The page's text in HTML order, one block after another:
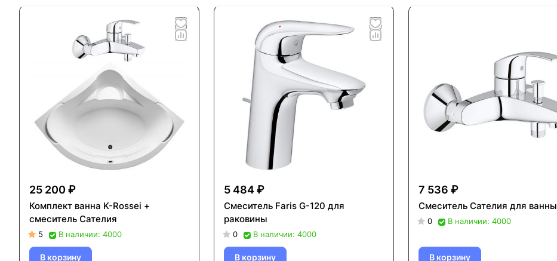
25 200 ₽
Комплект ванна K-Rossei +
смеситель Cателия
5 В наличии: 4000
В корзину
5 484 ₽
Смеситель Faris G-120 для
раковины
0 В наличии: 4000
В корзину
7 536 ₽
Смеситель Cателия для ванны
0 В наличии: 4000
В корзину